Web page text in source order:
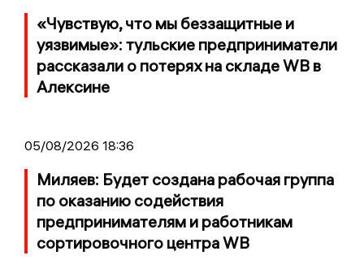
«Чувствую, что мы беззащитные и
уязвимые»: тульские предприниматели
рассказали о потерях на складе WB в
Алексине
05/08/2026 18:36
Миляев: Будет создана рабочая группа
по оказанию содействия
предпринимателям и работникам
сортировочного центра WB